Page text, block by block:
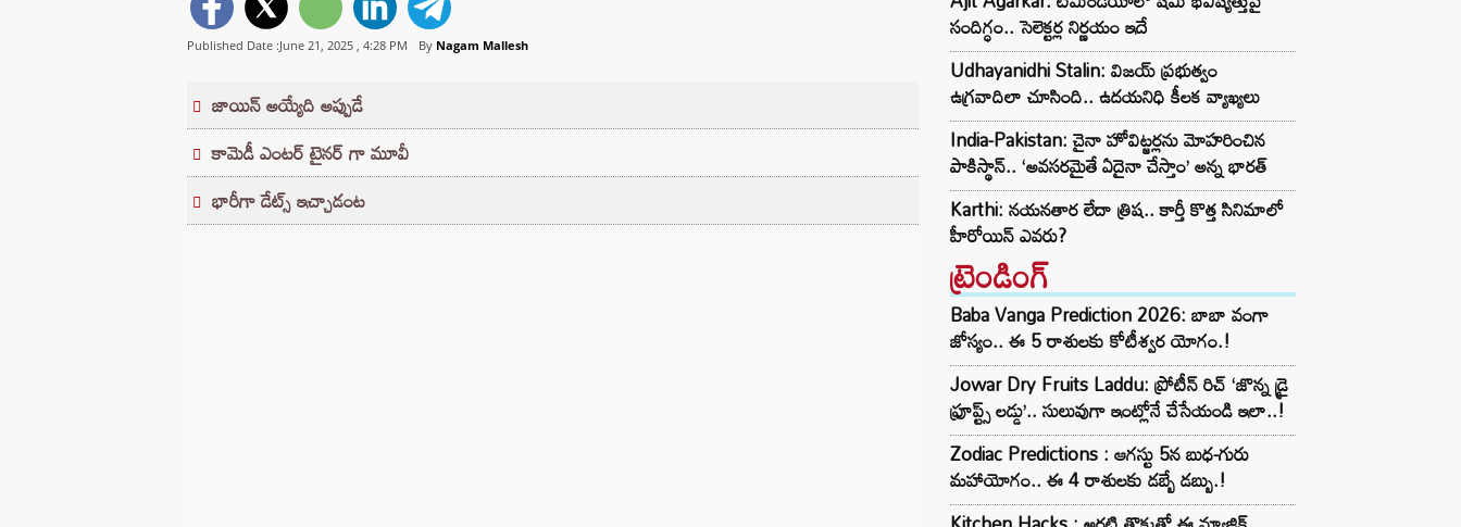
Published Date :June 21, 2025 , 4:28 PM By Nagam Mallesh
జాయిన్ అయ్యేది అప్పుడే
కామెడీ ఎంటర్ టైనర్ గా మూవీ
భారీగా డేట్స్ ఇచ్చాడంట
సందిగ్ధం.. సెలెక్టర్ల నిర్ణయం ఇదే
Udhayanidhi Stalin: విజయ్ ప్రభుత్వం
ఉగ్రవాదిలా చూసింది.. ఉదయనిధి కీలక వ్యాఖ్యలు
India-Pakistan: చైనా హోవిట్జర్లను మోహరించిన
పాకిస్థాన్.. ‘అవసరమైతే ఏదైనా చేస్తాం’ అన్న భారత్
Karthi: నయనతార లేదా త్రిష.. కార్తీ కొత్త సినిమాలో
హీరోయిన్ ఎవరు?
ట్రెండింగ్‌
Baba Vanga Prediction 2026: బాబా వంగా
జోస్యం.. ఈ 5 రాశులకు కోటీశ్వర యోగం.!
Jowar Dry Fruits Laddu: ప్రోటీన్ రిచ్ ‘జొన్న డ్రై
ఫ్రూప్ట్స్ లడ్డు’.. సులువుగా ఇంట్లోనే చేసేయండి ఇలా..!
Zodiac Predictions : ఆగస్టు 5న బుధ-గురు
మహాయోగం.. ఈ 4 రాశులకు డబ్బే డబ్బు.!